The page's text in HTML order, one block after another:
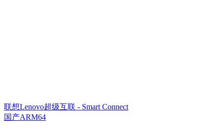
联想Lenovo超级互联 - Smart Connect
国产ARM64